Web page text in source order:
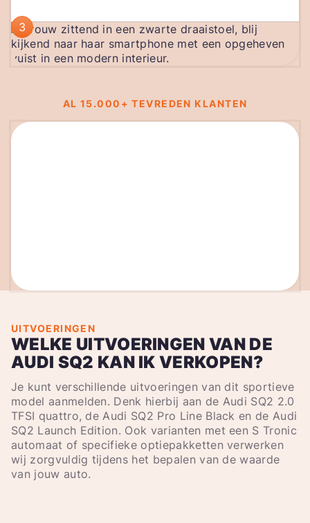
3
AL 15.000+ TEVREDEN KLANTEN
UITVOERINGEN
WELKE UITVOERINGEN VAN DE
AUDI SQ2 KAN IK VERKOPEN?
Je kunt verschillende uitvoeringen van dit sportieve
model aanmelden. Denk hierbij aan de Audi SQ2 2.0
TFSI quattro, de Audi SQ2 Pro Line Black en de Audi
SQ2 Launch Edition. Ook varianten met een S Tronic
automaat of specifieke optiepakketten verwerken
wij zorgvuldig tijdens het bepalen van de waarde
van jouw auto.